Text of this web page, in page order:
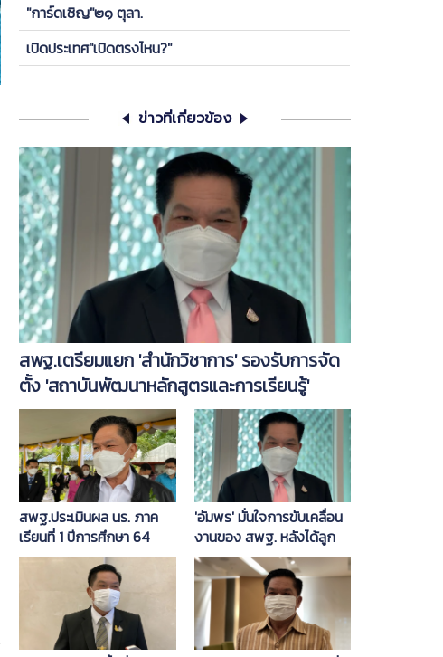
"การ์ดเชิญ"๒๑ ตุลา.
เปิดประเทศ"เปิดตรงไหน?"
ข่าวที่เกี่ยวข้อง
สพฐ.เตรียมแยก 'สำนักวิชาการ' รองรับการจัด
ตั้ง 'สถาบันพัฒนาหลักสูตรและการเรียนรู้'
สพฐ.ประเมินผล นร. ภาค
เรียนที่ 1 ปีการศึกษา 64
เรียบร้อยแล้ว 'อัมพร' ยันไม่
วัด' สอบได้-สอบตก'
'อัมพร' มั่นใจการขับเคลื่อน
งานของ สพฐ. หลังได้ลูก
หม้อ นั่งผู้บริหารระดับสูงยก
ชุด